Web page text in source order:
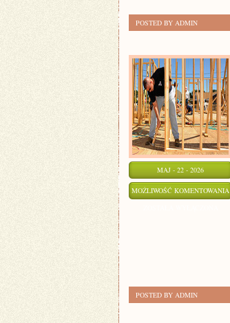
POSTED BY ADMIN
MAJ - 22 - 2026
MOŻLIWOŚĆ KOMENTOWANIA
POSTED BY ADMIN